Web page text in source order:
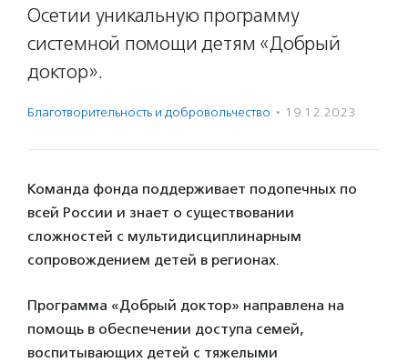
Осетии уникальную программу
системной помощи детям «Добрый
доктор».
Благотвори­тель­ность и доброволь­чест­во · 19.12.2023
Команда фонда поддерживает подопечных по
всей России и знает о существовании
сложностей с мультидисциплинарным
сопровождением детей в регионах.
Программа «Добрый доктор» направлена на
помощь в обеспечении доступа семей,
воспитывающих детей с тяжелыми